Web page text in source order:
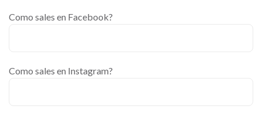
Como sales en Facebook?
Como sales en Instagram?